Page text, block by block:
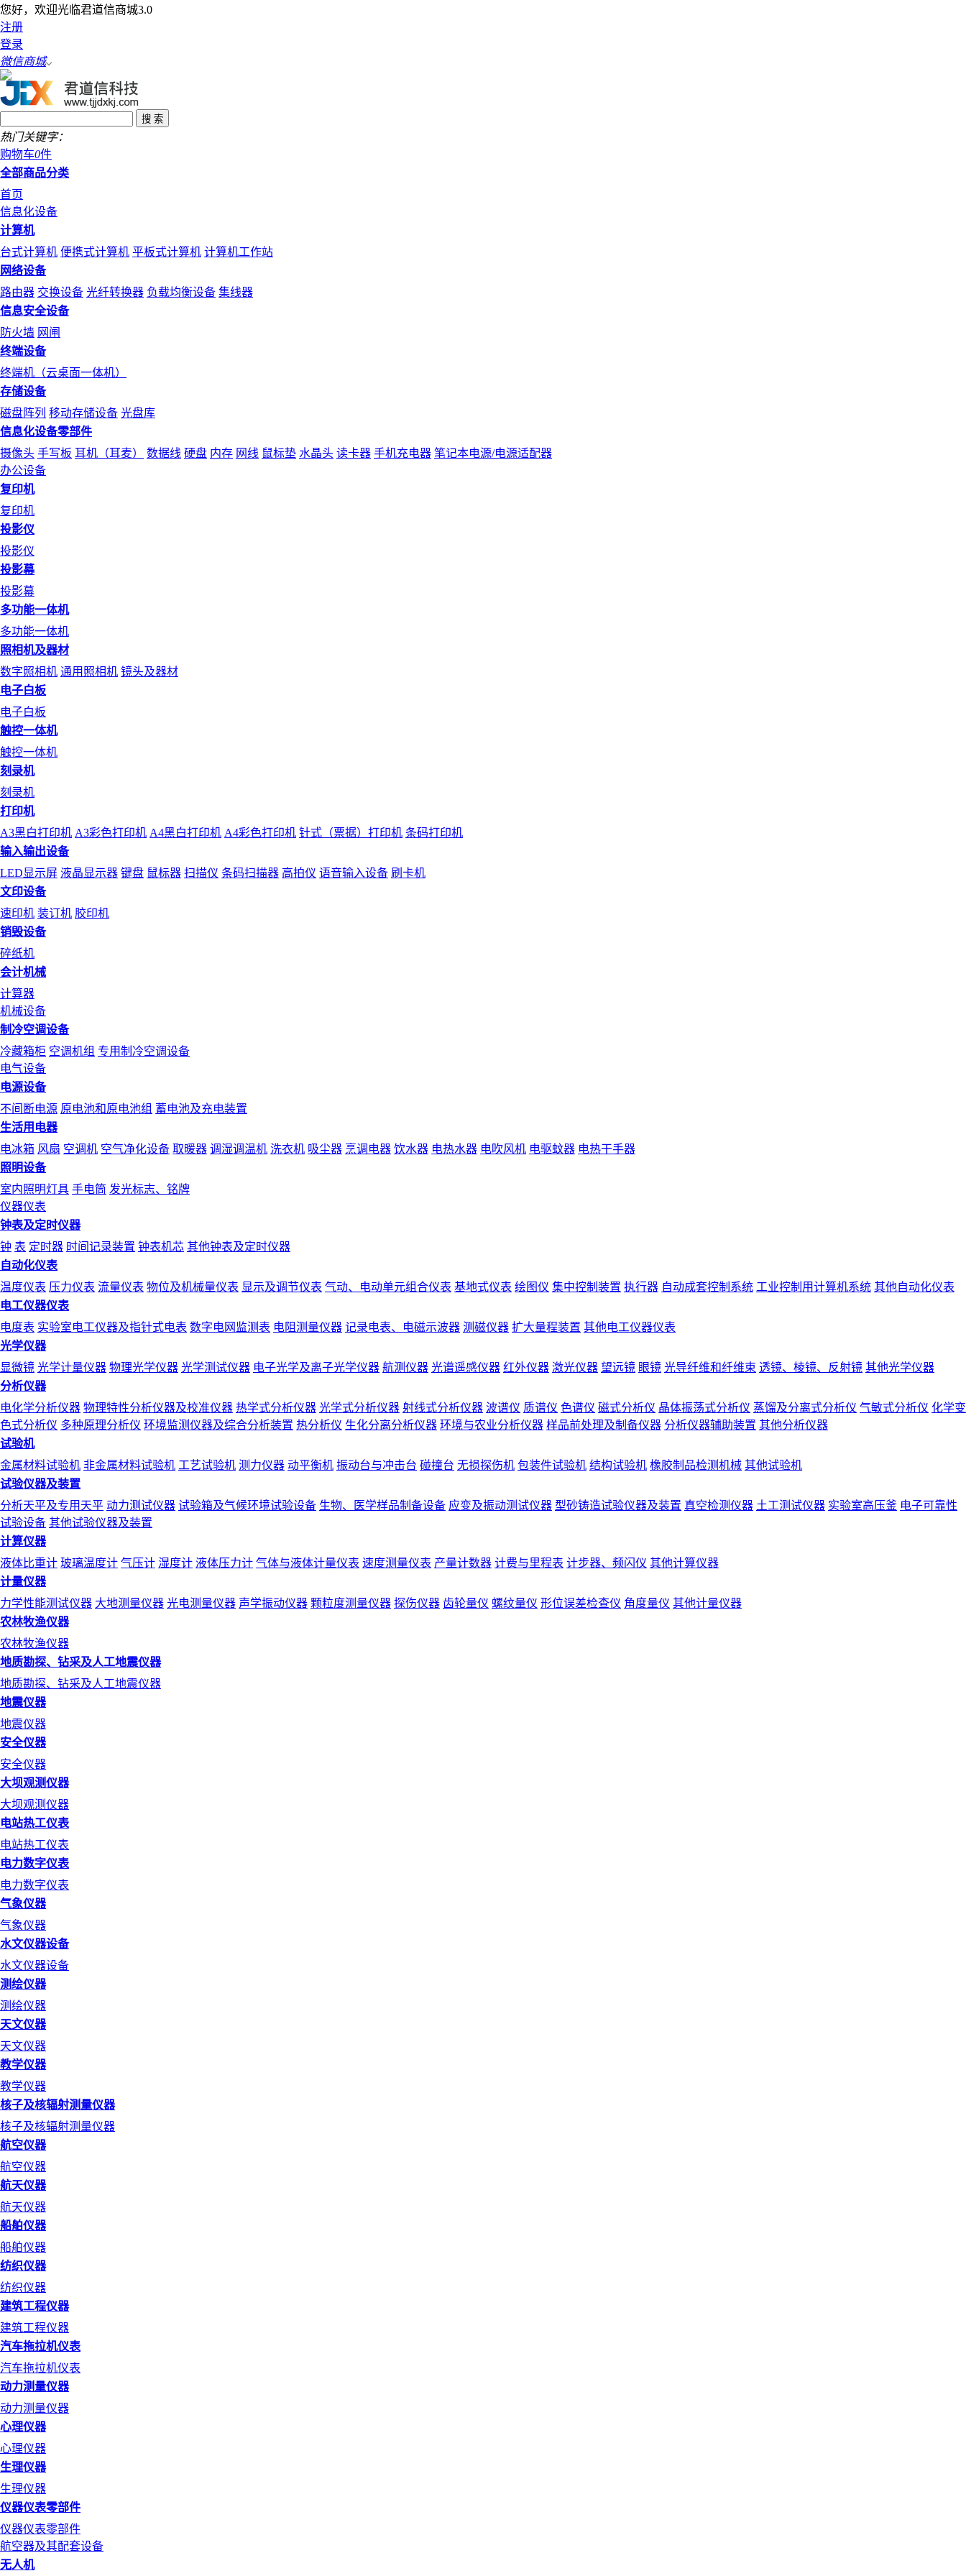
您好，欢迎光临君道信商城3.0
注册
登录
微信商城
热门关键字：
购物车0件
全部商品分类
首页
信息化设备
计算机
台式计算机 便携式计算机 平板式计算机 计算机工作站
网络设备
路由器 交换设备 光纤转换器 负载均衡设备 集线器
信息安全设备
防火墙 网闸
终端设备
终端机（云桌面一体机）
存储设备
磁盘阵列 移动存储设备 光盘库
信息化设备零部件
摄像头 手写板 耳机（耳麦） 数据线 硬盘 内存 网线 鼠标垫 水晶头 读卡器 手机充电器 笔记本电源/电源适配器
办公设备
复印机
复印机
投影仪
投影仪
投影幕
投影幕
多功能一体机
多功能一体机
照相机及器材
数字照相机 通用照相机 镜头及器材
电子白板
电子白板
触控一体机
触控一体机
刻录机
刻录机
打印机
A3黑白打印机 A3彩色打印机 A4黑白打印机 A4彩色打印机 针式（票据）打印机 条码打印机
输入输出设备
LED显示屏 液晶显示器 键盘 鼠标器 扫描仪 条码扫描器 高拍仪 语音输入设备 刷卡机
文印设备
速印机 装订机 胶印机
销毁设备
碎纸机
会计机械
计算器
机械设备
制冷空调设备
冷藏箱柜 空调机组 专用制冷空调设备
电气设备
电源设备
不间断电源 原电池和原电池组 蓄电池及充电装置
生活用电器
电冰箱 风扇 空调机 空气净化设备 取暖器 调湿调温机 洗衣机 吸尘器 烹调电器 饮水器 电热水器 电吹风机 电驱蚊器 电热干手器
照明设备
室内照明灯具 手电筒 发光标志、铭牌
仪器仪表
钟表及定时仪器
钟 表 定时器 时间记录装置 钟表机芯 其他钟表及定时仪器
自动化仪表
温度仪表 压力仪表 流量仪表 物位及机械量仪表 显示及调节仪表 气动、电动单元组合仪表 基地式仪表 绘图仪 集中控制装置 执行器 自动成套控制系统 工业控制用计算机系统 其他自动化仪表
电工仪器仪表
电度表 实验室电工仪器及指针式电表 数字电网监测表 电阻测量仪器 记录电表、电磁示波器 测磁仪器 扩大量程装置 其他电工仪器仪表
光学仪器
显微镜 光学计量仪器 物理光学仪器 光学测试仪器 电子光学及离子光学仪器 航测仪器 光谱遥感仪器 红外仪器 激光仪器 望远镜 眼镜 光导纤维和纤维束 透镜、棱镜、反射镜 其他光学仪器
分析仪器
电化学分析仪器 物理特性分析仪器及校准仪器 热学式分析仪器 光学式分析仪器 射线式分析仪器 波谱仪 质谱仪 色谱仪 磁式分析仪 晶体振荡式分析仪 蒸馏及分离式分析仪 气敏式分析仪 化学变
色式分析仪 多种原理分析仪 环境监测仪器及综合分析装置 热分析仪 生化分离分析仪器 环境与农业分析仪器 样品前处理及制备仪器 分析仪器辅助装置 其他分析仪器
试验机
金属材料试验机 非金属材料试验机 工艺试验机 测力仪器 动平衡机 振动台与冲击台 碰撞台 无损探伤机 包装件试验机 结构试验机 橡胶制品检测机械 其他试验机
试验仪器及装置
分析天平及专用天平 动力测试仪器 试验箱及气候环境试验设备 生物、医学样品制备设备 应变及振动测试仪器 型砂铸造试验仪器及装置 真空检测仪器 土工测试仪器 实验室高压釜 电子可靠性
试验设备 其他试验仪器及装置
计算仪器
液体比重计 玻璃温度计 气压计 湿度计 液体压力计 气体与液体计量仪表 速度测量仪表 产量计数器 计费与里程表 计步器、频闪仪 其他计算仪器
计量仪器
力学性能测试仪器 大地测量仪器 光电测量仪器 声学振动仪器 颗粒度测量仪器 探伤仪器 齿轮量仪 螺纹量仪 形位误差检查仪 角度量仪 其他计量仪器
农林牧渔仪器
农林牧渔仪器
地质勘探、钻采及人工地震仪器
地质勘探、钻采及人工地震仪器
地震仪器
地震仪器
安全仪器
安全仪器
大坝观测仪器
大坝观测仪器
电站热工仪表
电站热工仪表
电力数字仪表
电力数字仪表
气象仪器
气象仪器
水文仪器设备
水文仪器设备
测绘仪器
测绘仪器
天文仪器
天文仪器
教学仪器
教学仪器
核子及核辐射测量仪器
核子及核辐射测量仪器
航空仪器
航空仪器
航天仪器
航天仪器
船舶仪器
船舶仪器
纺织仪器
纺织仪器
建筑工程仪器
建筑工程仪器
汽车拖拉机仪表
汽车拖拉机仪表
动力测量仪器
动力测量仪器
心理仪器
心理仪器
生理仪器
生理仪器
仪器仪表零部件
仪器仪表零部件
航空器及其配套设备
无人机